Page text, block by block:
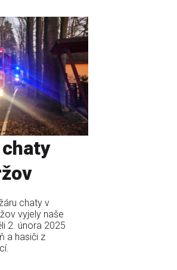
chaty v
vyjely naše
2. února 2025
a hasiči z